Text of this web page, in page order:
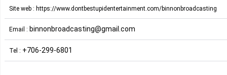
Site web : https://www.dontbestupidentertainment.com/binnonbroadcasting
Email : binnonbroadcasting@gmail.com
Tel : +706-299-6801